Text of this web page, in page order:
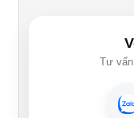
Tư